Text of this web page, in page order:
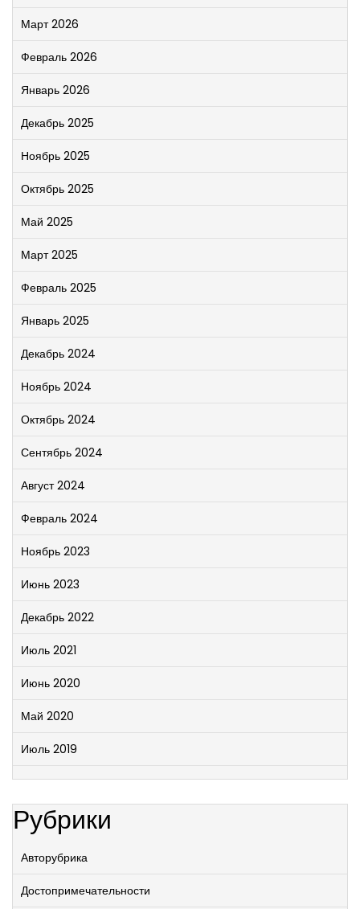
Март 2026
Февраль 2026
Январь 2026
Декабрь 2025
Ноябрь 2025
Октябрь 2025
Май 2025
Март 2025
Февраль 2025
Январь 2025
Декабрь 2024
Ноябрь 2024
Октябрь 2024
Сентябрь 2024
Август 2024
Февраль 2024
Ноябрь 2023
Июнь 2023
Декабрь 2022
Июль 2021
Июнь 2020
Май 2020
Июль 2019
Рубрики
Авторубрика
Достопримечательности